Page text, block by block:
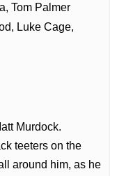
Tom Palmer
Luke Cage,
Murdock.
teeters on the
around him, as he